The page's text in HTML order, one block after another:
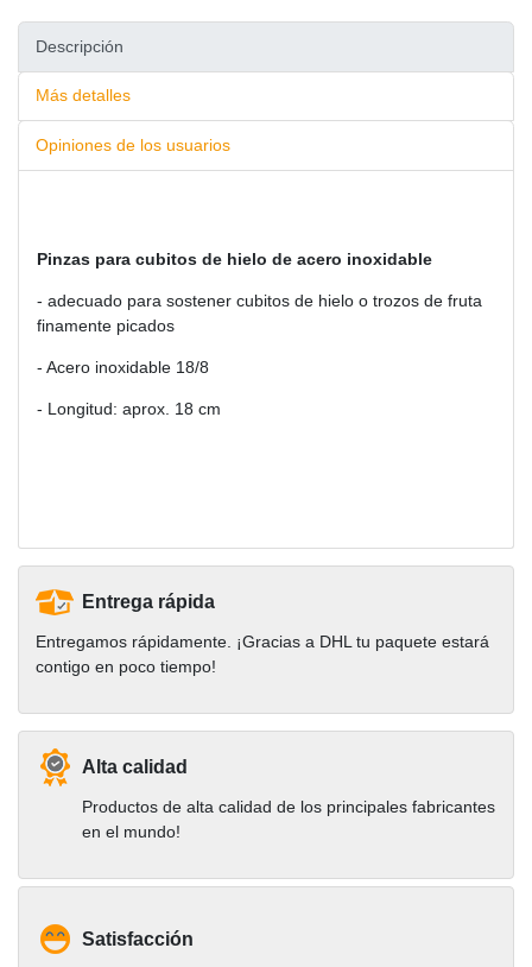
Descripción
Más detalles
Opiniones de los usuarios
Pinzas para cubitos de hielo de acero inoxidable
- adecuado para sostener cubitos de hielo o trozos de fruta
finamente picados
- Acero inoxidable 18/8
- Longitud: aprox. 18 cm
Entrega rápida
Entregamos rápidamente. ¡Gracias a DHL tu paquete estará
contigo en poco tiempo!
Alta calidad
Productos de alta calidad de los principales fabricantes
en el mundo!
Satisfacción